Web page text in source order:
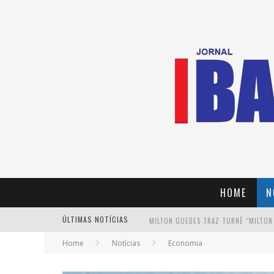
HOME
ÚLTIMAS NOTÍCIAS MILTON GUEDES TRAZ TURNÊ
Home Notícias Economia